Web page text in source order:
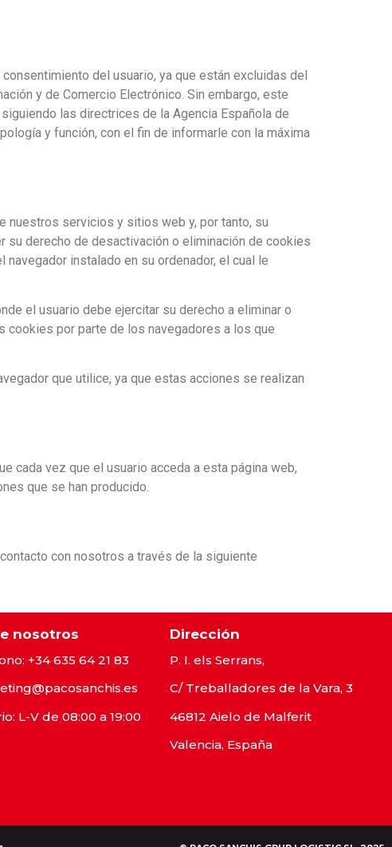
del usuario, ya que están excluidas del
y de Comercio Electrónico. Sin embargo, este
las directrices de la Agencia Española de
y función, con el fin de informarle con la máxima
nuestros servicios y sitios web y, por tanto, su
su derecho de desactivación o eliminación de cookies
instalado en su ordenador, el cual le
el usuario debe ejercitar su derecho a eliminar o
cookies por parte de los navegadores a los que
que utilice, ya que estas acciones se realizan
cada vez que el usuario acceda a esta página web,
que se han producido.
con nosotros a través de la siguiente
nosotros
+34 635 64 21 83
L-V de 08:00 a 19:00
Dirección
P. I. els Serrans,
C/ Treballadores de la Vara, 3
46812 Aielo de Malferit
Valencia, España